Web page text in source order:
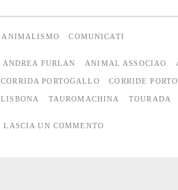
tourada
in
Portogallo
ANIMALISMO COMUNICATI
ANDREA FURLAN ANIMAL ASSOCIAO
CORRIDA PORTOGALLO CORRIDE
LISBONA TAUROMACHINA TOURADA
LASCIA UN COMMENTO